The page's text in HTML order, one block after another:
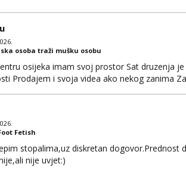
osoba traži mušku osobu
osijeka imam svoj prostor Sat druzenja
Prodajem i svoja videa ako nekog zanima
Fetish
stopalima,uz diskretan dogovor.Prednost
nije uvjet:)